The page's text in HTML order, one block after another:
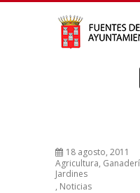
18 agosto, 2011
Agricultura,
Jardines
, Noticias